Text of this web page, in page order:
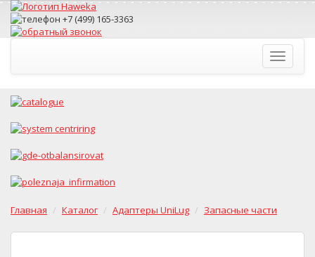
Toggle
Главная Каталог Адаптеры UniLug Запасные части